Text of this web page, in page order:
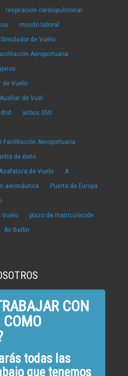
respiración cardiopulmonar
mundo laboral
Simulador de Vuelo
Aeroportuaria
de Vuelo
Auxiliar de Vuel
airbus 350
Facilitación Aeroportuaria
de éxito
a de Vuelo A
aeronáutica Puerta de Europa
Vuelo plazo de matriculación
Air Berlín
CON
COMO
todas las
que tenemos